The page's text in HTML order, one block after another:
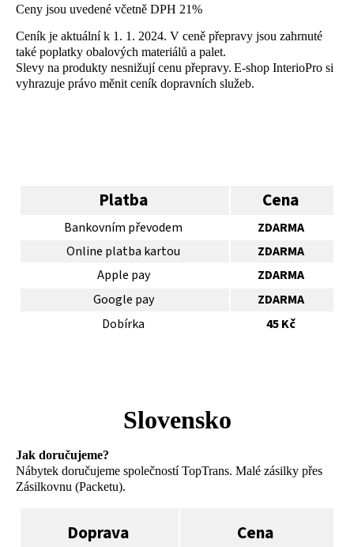
Ceny jsou uvedené včetně DPH 21%
Ceník je aktuální k 1. 1. 2024. V ceně přepravy jsou zahrnuté
také poplatky obalových materiálů a palet.
Slevy na produkty nesnižují cenu přepravy. E-shop InterioPro si
vyhrazuje právo měnit ceník dopravních služeb.
Platba Cena
Bankovním převodem
ZDARMA
Online platba kartou
ZDARMA
Apple pay
ZDARMA
Google pay
ZDARMA
Dobírka
45 Kč
Slovensko
Jak doručujeme?
Nábytek doručujeme společností TopTrans. Malé zásilky přes
Zásilkovnu (Packetu).
Doprava Cena